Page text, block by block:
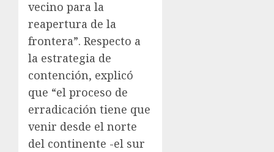
vecino para la
reapertura de la
frontera”. Respecto a
la estrategia de
contención, explicó
que “el proceso de
erradicación tiene que
venir desde el norte
del continente -el sur